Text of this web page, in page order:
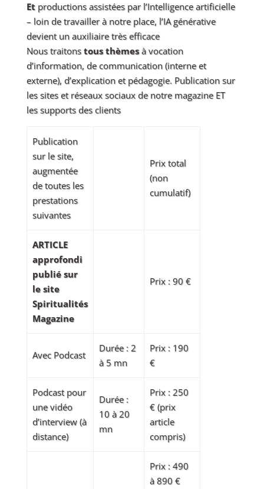
Etproductions assistées par l’Intelligence artificielle
– loin de travailler à notre place, l’IA générative
devient un auxiliaire très efficace
Nous traitonstous thèmesà vocation
d’information, de communication (interne et
externe), d’explication et pédagogie. Publication sur
les sites et réseaux sociaux de notre magazine ET
les supports des clients
Publication
sur le site,
augmentée
de toutes les
prestations
suivantes
Prix total
(non
cumulatif)
ARTICLE
approfondi
publié sur
le site
Spiritualités
Magazine
Prix : 90 €
Avec Podcast
Durée : 2
à 5 mn
Prix : 190
€
Podcast pour
une vidéo
d’interview (à
distance)
Durée :
10 à 20
mn
Prix : 250
€ (prix
article
compris)
Prix : 490
à 890 €